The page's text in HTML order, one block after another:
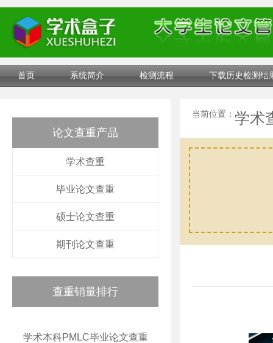
首页 系统简介 检测流程 下载历史检测结
论文查重产品
学术查重
毕业论文查重
硕士论文查重
期刊论文查重
查重销量排行
学术本科PMLC毕业论文查重
当前位置： 学术